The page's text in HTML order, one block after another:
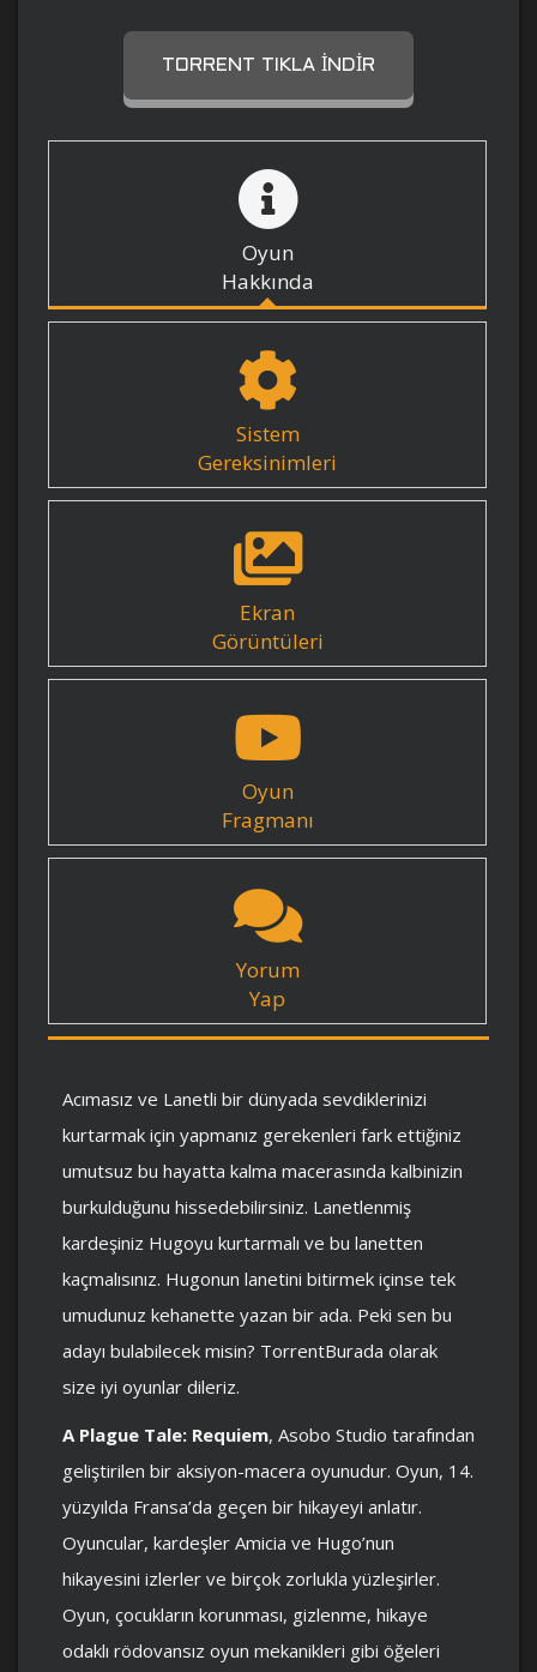
TORRENT TIKLA İNDIR
Oyun
Hakkında
Sistem
Gereksinimleri
Ekran
Görüntüleri
Oyun
Fragmanı
Yorum
Yap
Acımasız ve Lanetli bir dünyada sevdiklerinizi
kurtarmak için yapmanız gerekenleri fark ettiğiniz
umutsuz bu hayatta kalma macerasında kalbinizin
burkulduğunu hissedebilirsiniz. Lanetlenmiş
kardeşiniz Hugoyu kurtarmalı ve bu lanetten
kaçmalısınız. Hugonun lanetini bitirmek içinse tek
umudunuz kehanette yazan bir ada. Peki sen bu
adayı bulabilecek misin? TorrentBurada olarak
size iyi oyunlar dileriz.
A Plague Tale: Requiem, Asobo Studio tarafından
geliştirilen bir aksiyon-macera oyunudur. Oyun, 14.
yüzyılda Fransa’da geçen bir hikayeyi anlatır.
Oyuncular, kardeşler Amicia ve Hugo’nun
hikayesini izlerler ve birçok zorlukla yüzleşirler.
Oyun, çocukların korunması, gizlenme, hikaye
odaklı rödovansız oyun mekanikleri gibi öğeleri